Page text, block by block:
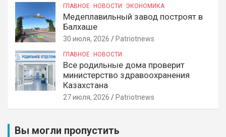
ГЛАВНОЕ НОВОСТИ ЭКОНОМИКА
Медеплавильный завод построят в
Балхаше
30 июля, 2026 Patriotnews
ГЛАВНОЕ НОВОСТИ
Все родильные дома проверит
министерство здравоохранения
Казахстана
27 июля, 2026 Patriotnews
Вы могли пропустить